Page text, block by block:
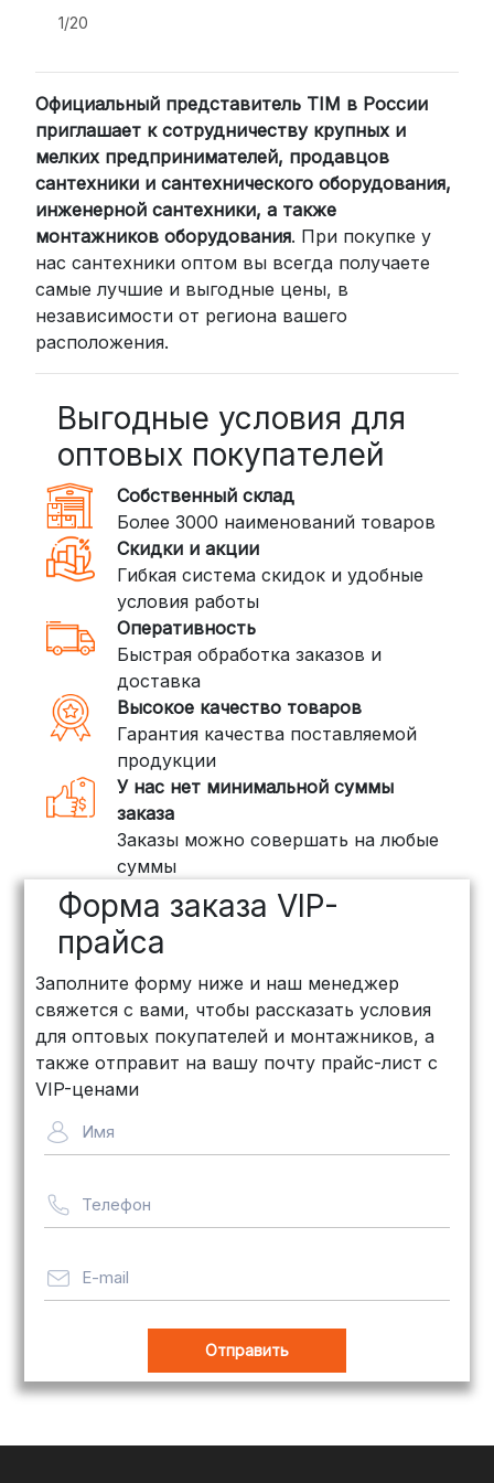
компании (СДЭК, BoxBerry, DPD)
Для клиентов из других регионов
России мы сотрудничаем с
проверенными транспортными
компаниями:
СДЭК: Выбирайте доставку до
пункта выдачи (от 2 дней) или
курьером до двери (от 3 дней).
Стоимость начинается от300
рублей
пунктов выдачи или курьером.
Сроки — от 2 дней, стоимость — от
350 рублей
DPD: Международная служба
доставки, которая работает и
внутри России. Сроки — от 2 дней,
стоимость — от 400 рублей
3. Доставка крупногабаритных грузов
(ПЭК, КИТ, Байкал Сервис)
Если ваш заказ включает большие или
тяжелые товары, мы рекомендуем
воспользоваться услугами компаний,
специализирующихся на доставке
грузов:
ПЭК: Сроки доставки — от 3 до 10
дней, стоимость рассчитывается
индивидуально (минимум
рублей
объемных заказов. Сроки — от 3
дней, стоимость — от500 рублей
Байкал Сервис: Идеально подходит
для крупногабаритных товаров.
рассчитывается индивидуально
Важно! Мы заботимся о том, чтобы
целости и сохранности, независимо
от их размера.
1/20
Официальный представитель TIM в России
приглашает к сотрудничеству крупных и
мелких предпринимателей, продавцов
сантехники и сантехнического оборудования,
инженерной сантехники, а также
монтажников оборудования. При покупке у
нас сантехники оптом вы всегда получаете
самые лучшие и выгодные цены, в
независимости от региона вашего
расположения.
Выгодные условия для
оптовых покупателей
Собственный склад
Более 3000 наименований товаров
Скидки и акции
Гибкая система скидок и удобные
условия работы
Оперативность
Быстрая обработка заказов и
доставка
Высокое качество товаров
Гарантия качества поставляемой
продукции
У нас нет минимальной суммы
заказа
Заказы можно совершать на любые
суммы
Форма заказа VIP-
прайса
Заполните форму ниже и наш менеджер
свяжется с вами, чтобы рассказать условия
для оптовых покупателей и монтажников, а
также отправит на вашу почту прайс-лист с
VIP-ценами
Имя
Телефон
E-mail